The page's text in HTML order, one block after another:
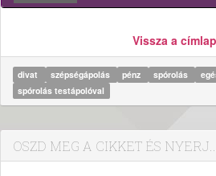
Vissza a
divat szépségápolás pénz spórolás
spórolás testápolóval
OSZD MEG A CIKKET ÉS NYERJ...